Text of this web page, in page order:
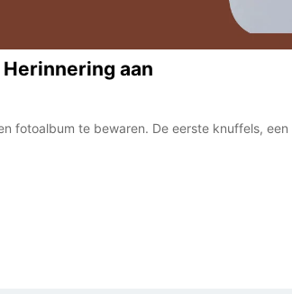
aan
fotoalbum te bewaren. De eerste knuffels, een